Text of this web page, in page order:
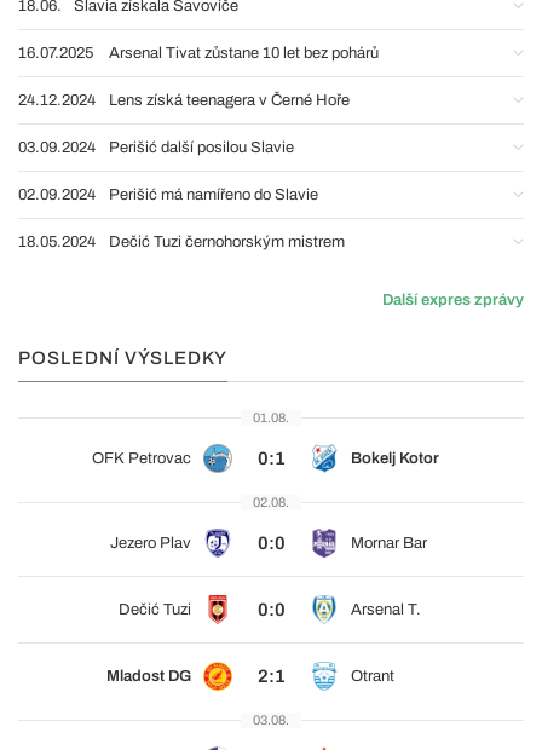
18.06. Slavia získala Savoviče
16.07.2025 Arsenal Tivat zůstane 10 let bez pohárů
24.12.2024 Lens získá teenagera v Černé Hoře
03.09.2024 Perišić další posilou Slavie
02.09.2024 Perišić má namířeno do Slavie
18.05.2024 Dečić Tuzi černohorským mistrem
Další expres zprávy
POSLEDNÍ VÝSLEDKY
01.08.
OFK Petrovac 0:1 Bokelj Kotor
02.08.
Jezero Plav 0:0 Mornar Bar
Dečić Tuzi 0:0 Arsenal T.
Mladost DG 2:1 Otrant
03.08.